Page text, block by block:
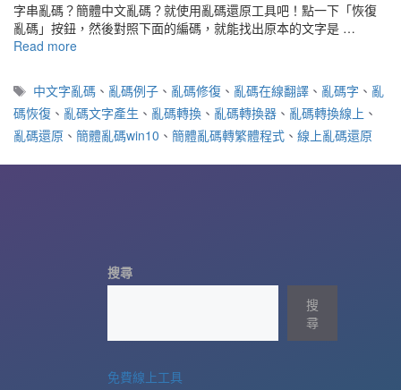
字串亂碼？簡體中文亂碼？就使用亂碼還原工具吧！點一下「恢復
亂碼」按鈕，然後對照下面的編碼，就能找出原本的文字是 …
Read more
標
籤
中文字亂碼 、 亂碼例子 、 亂碼修復 、 亂碼在線翻譯 、 亂碼字 、 亂
碼恢復 、 亂碼文字產生 、 亂碼轉換 、 亂碼轉換器 、 亂碼轉換線上 、
亂碼還原 、 簡體亂碼win10 、 簡體亂碼轉繁體程式 、 線上亂碼還原
搜尋
搜
尋
免費線上工具